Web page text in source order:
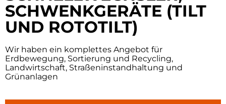
SCHWENKGERÄTE (TILT
UND ROTOTILT)
Wir haben ein komplettes Angebot für
Erdbewegung, Sortierung und Recycling,
Landwirtschaft, Straßeninstandhaltung und
Grünanlagen